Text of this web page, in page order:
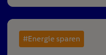
#Energie sparen